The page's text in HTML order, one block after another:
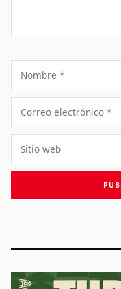
Nombre
Correo
electrónico
Sitio
web